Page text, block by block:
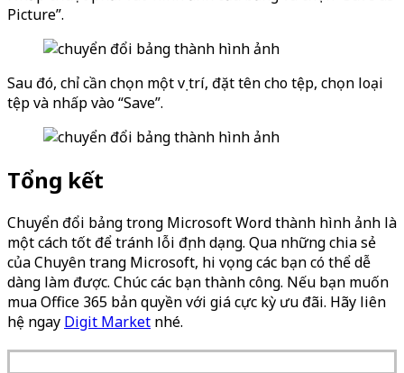
Picture”.
Sau đó, chỉ cần chọn một vị trí, đặt tên cho tệp, chọn loại
tệp và nhấp vào “Save”.
Tổng kết
Chuyển đổi bảng trong Microsoft Word thành hình ảnh là
một cách tốt để tránh lỗi định dạng. Qua những chia sẻ
của Chuyên trang Microsoft, hi vọng các bạn có thể dễ
dàng làm được. Chúc các bạn thành công. Nếu bạn muốn
mua Office 365 bản quyền với giá cực kỳ ưu đãi. Hãy liên
hệ ngay Digit Market nhé.